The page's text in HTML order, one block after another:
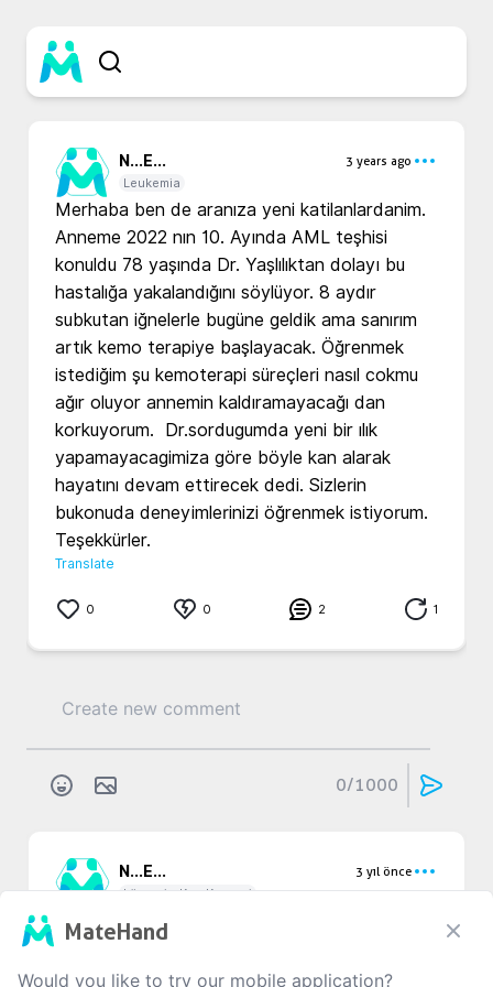
N...E...
3 years ago
Leukemia
Merhaba ben de aranıza yeni katilanlardanim.
Anneme 2022 nın 10. Ayında AML teşhisi
konuldu 78 yaşında Dr. Yaşlılıktan dolayı bu
hastalığa yakalandığını söylüyor. 8 aydır
subkutan iğnelerle bugüne geldik ama sanırım
artık kemo terapiye başlayacak. Öğrenmek
istediğim şu kemoterapi süreçleri nasıl cokmu
ağır oluyor annemin kaldıramayacağı dan
korkuyorum.  Dr.sordugumda yeni bir ılık
yapamayacagimiza göre böyle kan alarak
hayatını devam ettirecek dedi. Sizlerin
bukonuda deneyimlerinizi öğrenmek istiyorum.
Teşekkürler.
Translate
0 0 2 1
0/1000
N...E...
3 yıl önce
Lösemi - Kan Kanseri
Teşekkür ederim
Translate
MateHand
Would you like to try our mobile application?